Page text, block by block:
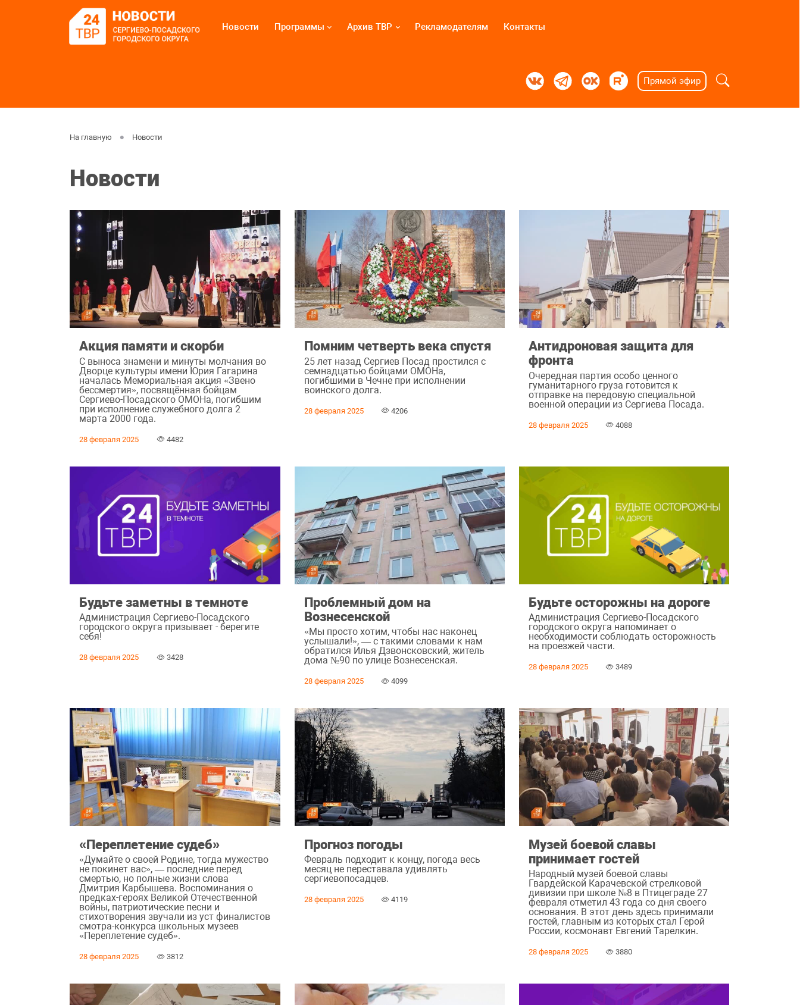
Новости Программы Архив ТВР Рекламодателям Контакты
Прямой эфир
На главную Новости
Новости
Акция памяти и скорби
С выноса знамени и минуты молчания во
Дворце культуры имени Юрия Гагарина
началась Мемориальная акция «Звено
бессмертия», посвящённая бойцам
Сергиево-Посадского ОМОНа, погибшим
при исполнение служебного долга 2
марта 2000 года.
28 февраля 2025 4482
Помним четверть века спустя
25 лет назад Сергиев Посад простился с
семнадцатью бойцами ОМОНа,
погибшими в Чечне при исполнении
воинского долга.
28 февраля 2025 4206
Антидроновая защита для
фронта
Очередная партия особо ценного
гуманитарного груза готовится к
отправке на передовую специальной
военной операции из Сергиева Посада.
28 февраля 2025 4088
Будьте заметны в темноте
Администрация Сергиево-Посадского
городского округа призывает - берегите
себя!
28 февраля 2025 3428
Проблемный дом на
Вознесенской
«Мы просто хотим, чтобы нас наконец
услышали!», — с такими словами к нам
обратился Илья Дзвонсковский, житель
дома №90 по улице Вознесенская.
28 февраля 2025 4099
Будьте осторожны на дороге
Администрация Сергиево-Посадского
городского округа напоминает о
необходимости соблюдать осторожность
на проезжей части.
28 февраля 2025 3489
«Переплетение судеб»
«Думайте о своей Родине, тогда мужество
не покинет вас», — последние перед
смертью, но полные жизни слова
Дмитрия Карбышева. Воспоминания о
предках-героях Великой Отечественной
войны, патриотические песни и
стихотворения звучали из уст финалистов
смотра-конкурса школьных музеев
«Переплетение судеб».
28 февраля 2025 3812
Прогноз погоды
Февраль подходит к концу, погода весь
месяц не переставала удивлять
сергиевопосадцев.
28 февраля 2025 4119
Музей боевой славы
принимает гостей
Народный музей боевой славы
Гвардейской Карачевской стрелковой
дивизии при школе №8 в Птицеграде 27
февраля отметил 43 года со дня своего
основания. В этот день здесь принимали
гостей, главным из которых стал Герой
России, космонавт Евгений Тарелкин.
28 февраля 2025 3880